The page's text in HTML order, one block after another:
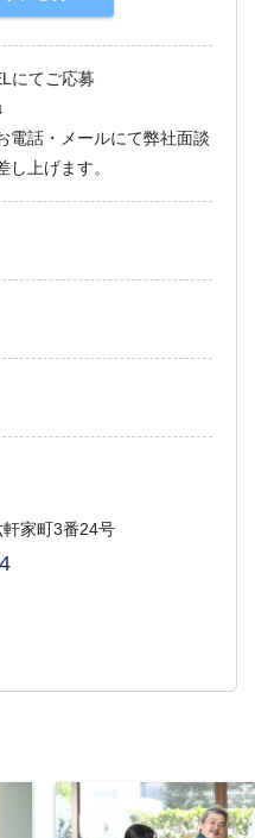
にてご応募
↓
電話・メールにて弊社面談
し上げます。
家町3番24号